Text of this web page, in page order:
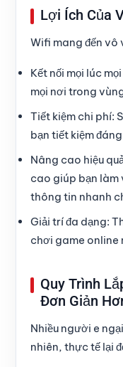
Lợi Ích Của
Wifi mang đến
Kết nối mọi lúc
mọi nơi trong
Tiết kiệm chi phí:
bạn tiết kiệm
Nâng cao hiệu
cao giúp bạn làm
thông tin nhanh
Giải trí đa dạng:
chơi game online
Quy Trình
Đơn Giản
Nhiều người e
nhiên, thực tế lại